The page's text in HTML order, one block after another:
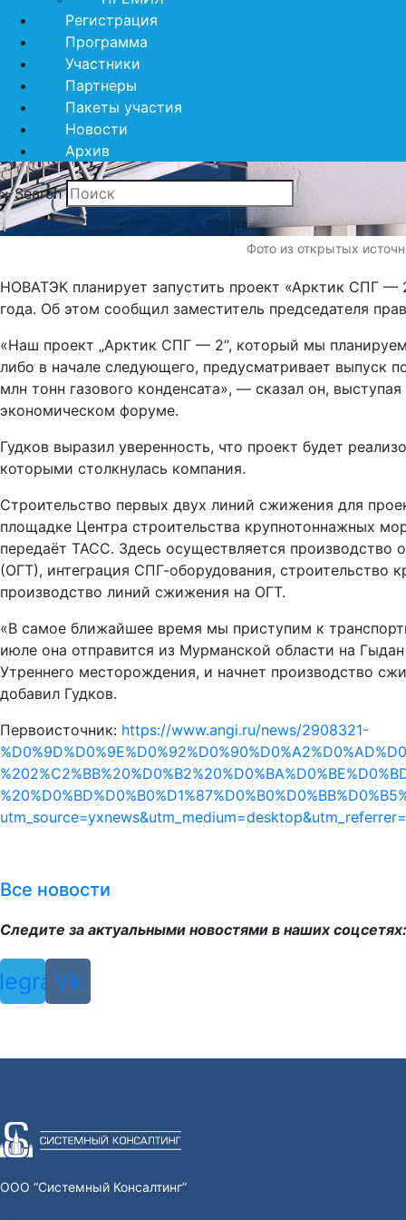
Регистрация
Программа
Участники
Партнеры
Пакеты участия
Новости
Архив
× Search
Фото из открытых
НОВАТЭК планирует запустить проект «Арктик СПГ
года. Об этом сообщил заместитель председателя
«Наш проект „Арктик СПГ — 2“, который мы
либо в начале следующего, предусматривает выпуск
млн тонн газового конденсата», — сказал он,
экономическом форуме.
Гудков выразил уверенность, что проект будет
которыми столкнулась компания.
Строительство первых двух линий сжижения для
площадке Центра строительства крупнотоннажных
передаёт ТАСС. Здесь осуществляется производство
(ОГТ), интеграция СПГ-оборудования, строительство
производство линий сжижения на ОГТ.
«В самое ближайшее время мы приступим к
июле она отправится из Мурманской области на
Утреннего месторождения, и начнет производство
добавил Гудков.
Первоисточник: https://www.angi.ru/news/2908321-
Все новости
Следите за актуальными новостями в наших соцсетях:
Vk
ООО “Системный Консалтинг”